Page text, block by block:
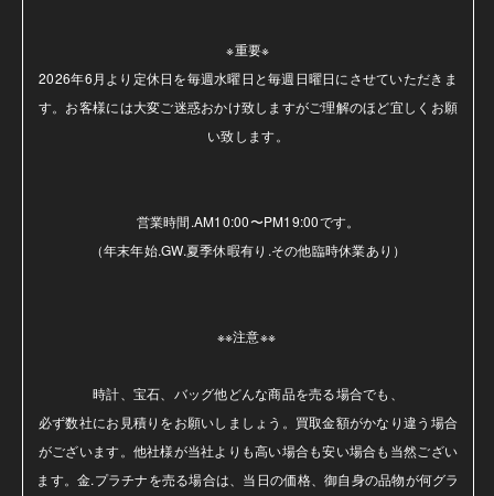
※重要※
2026年6月より定休日を毎週水曜日と毎週日曜日にさせていただきま
す。お客様には大変ご迷惑おかけ致しますがご理解のほど宜しくお願
い致します。
営業時間.AM10:00〜PM19:00です。
（年末年始.GW.夏季休暇有り.その他臨時休業あり）
※※注意※※
時計、宝石、バッグ他どんな商品を売る場合でも、
必ず数社にお見積りをお願いしましょう。買取金額がかなり違う場合
がございます。他社様が当社よりも高い場合も安い場合も当然ござい
ます。金.プラチナを売る場合は、当日の価格、御自身の品物が何グラ